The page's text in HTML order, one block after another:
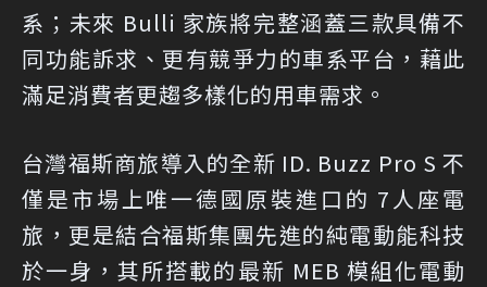
系；未來 Bulli 家族將完整涵蓋三款具備不
同功能訴求、更有競爭力的車系平台，藉此
滿足消費者更趨多樣化的用車需求。
台灣福斯商旅導入的全新 ID. Buzz Pro S 不
僅是市場上唯一德國原裝進口的 7人座電
旅，更是結合福斯集團先進的純電動能科技
於一身，其所搭載的最新 MEB 模組化電動